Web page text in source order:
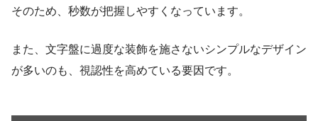
そのため、秒数が把握しやすくなっています。
また、文字盤に過度な装飾を施さないシンプルなデザイン
が多いのも、視認性を高めている要因です。